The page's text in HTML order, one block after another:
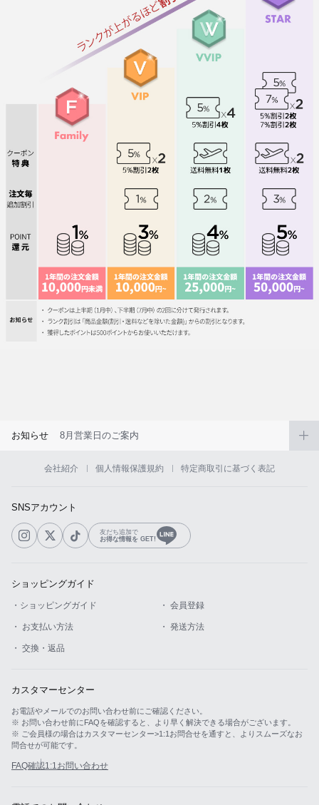
お知らせ 8月営業日のご案内
会社紹介 個人情報保護規約 特定商取引に基づく表記
SNSアカウント
友だち追加で
お得な情報を GET!
ショッピングガイド
・ショッピングガイド ・ 会員登録
・ お支払い方法 ・ 発送方法
・ 交換・返品
カスタマーセンター
お電話やメールでのお問い合わせ前にご確認ください。
※ お問い合わせ前にFAQを確認すると、より早く解決できる場合がございます。
※ ご会員様の場合はカスタマーセンター>1:1お問合せを通すと、よりスムーズなお
問合せが可能です。
FAQ確認1:1お問い合わせ